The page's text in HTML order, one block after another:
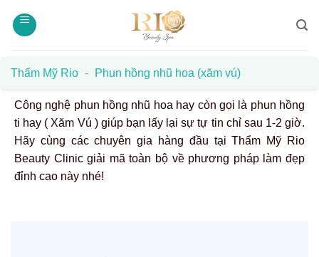
qua
Thẩm Mỹ Rio - Phun hồng nhũ hoa (xăm vú)
Công nghệ phun hồng nhũ hoa hay còn gọi là phun hồng
ti hay ( Xăm Vú ) giúp bạn lấy lại sự tự tin chỉ sau 1-2 giờ.
Hãy cùng các chuyên gia hàng đầu tại Thẩm Mỹ Rio
Beauty Clinic giải mã toàn bộ về phương pháp làm đẹp
đỉnh cao này nhé!